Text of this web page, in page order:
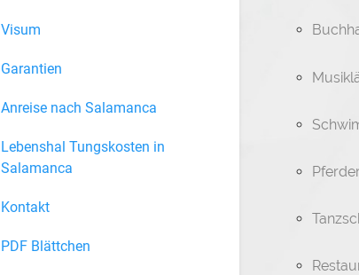
Visum
Garantien
Anreise nach Salamanca
Lebenshal Tungskosten in
Salamanca
Kontakt
PDF Blättchen